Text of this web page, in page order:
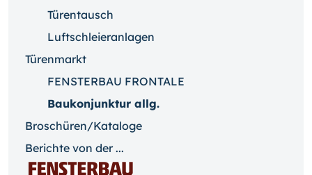
Türentausch
Luftschleieranlagen
Türenmarkt
FENSTERBAU FRONTALE
Baukonjunktur allg.
Broschüren/Kataloge
Berichte von der ...